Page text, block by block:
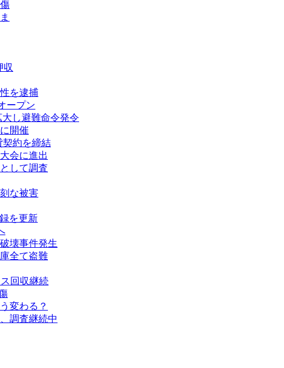
収
を逮捕
ープン
し避難命令発令
開催
契約を締結
会に進出
して調査
な被害
を更新
壊事件発生
全て盗難
回収継続
変わる？
調査継続中